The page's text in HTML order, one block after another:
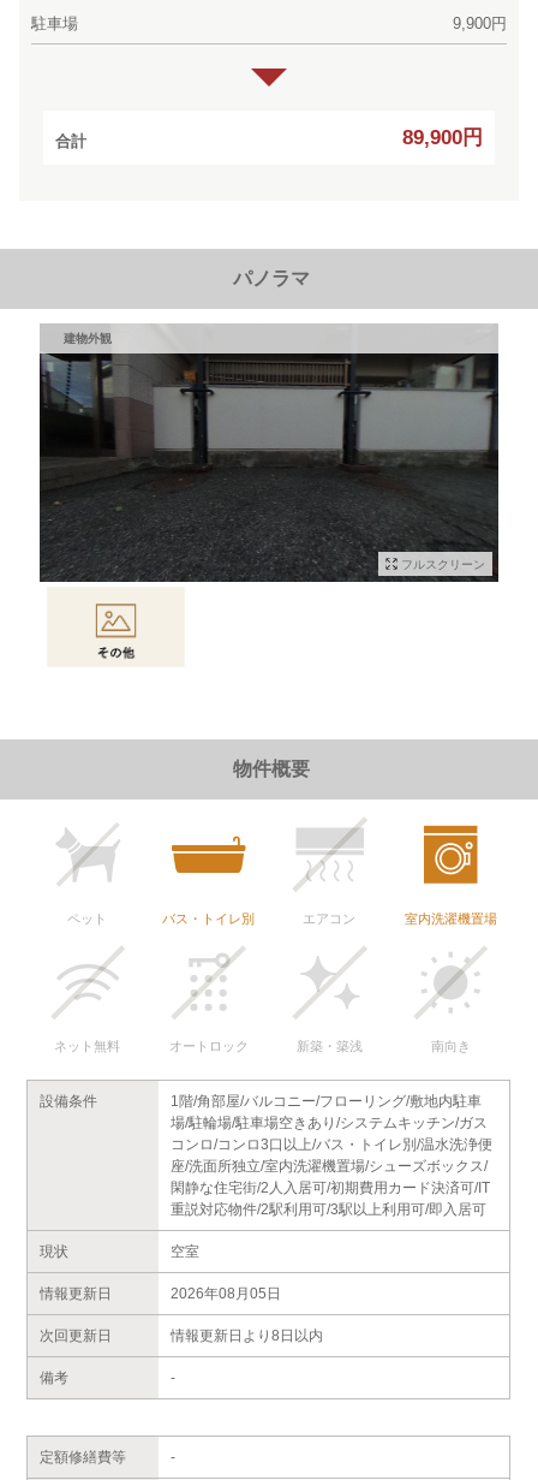
駐車場 9,900円
合計 89,900円
パノラマ
物件情報に戻る
建物外観
フルスクリーン
物件概要
ペット バス・トイレ別 エアコン 室内洗濯機置場
ネット無料 オートロック 新築・築浅 南向き
設備条件
1階/角部屋/バルコニー/フローリング/敷地内駐車
場/駐輪場/駐車場空きあり/システムキッチン/ガス
コンロ/コンロ3口以上/バス・トイレ別/温水洗浄便
座/洗面所独立/室内洗濯機置場/シューズボックス/
閑静な住宅街/2人入居可/初期費用カード決済可/IT
重説対応物件/2駅利用可/3駅以上利用可/即入居可
現状 空室
情報更新日 2026年08月05日
次回更新日 情報更新日より8日以内
備考 -
定額修繕費等 -